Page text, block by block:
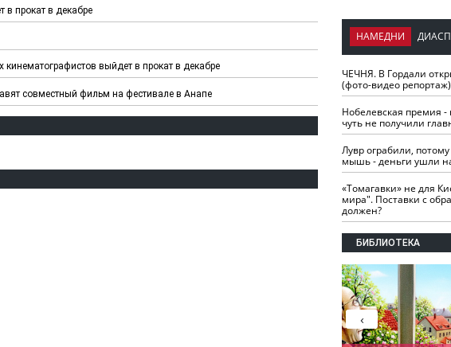
прокат в декабре
выйдет в прокат в декабре
совместный фильм на фестивале в Анапе
НАМЕДНИ
ЧЕЧНЯ. В Гордали
(фото-видео репортаж)
Нобелевская премия -
чуть не получили
Лувр ограбили,
мышь - деньги ушли
«Томагавки» не для
мира". Поставки с
должен?
БИБЛИОТЕКА
‹